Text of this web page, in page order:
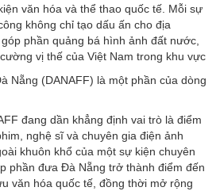
văn hóa và thể thao quốc tế. Mỗi sự
không chỉ tạo dấu ấn cho địa
phần quảng bá hình ảnh đất nước,
vị thế của Việt Nam trong khu vực
Nẵng (DANAFF) là một phần của dòng
đang dần khẳng định vai trò là điểm
nghệ sĩ và chuyên gia điện ảnh
khuôn khổ của một sự kiện chuyên
phần đưa Đà Nẵng trở thành điểm đến
văn hóa quốc tế, đồng thời mở rộng